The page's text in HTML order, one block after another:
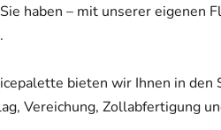
haben – mit unserer eigenen
bieten wir Ihnen in
Vereichung, Zollabfertigung